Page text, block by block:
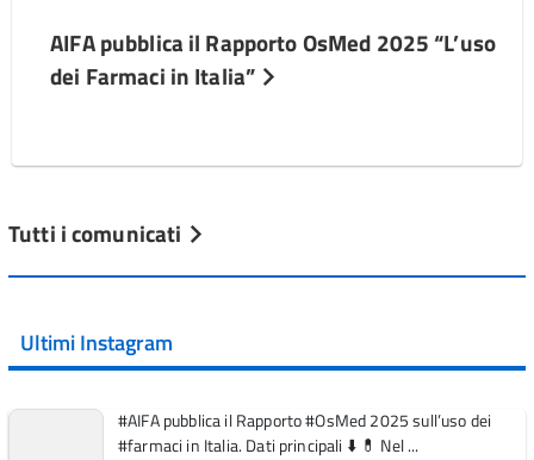
AIFA pubblica il Rapporto OsMed 2025 “L’uso
dei Farmaci in Italia”
Tutti i comunicati
Ultimi Instagram
#AIFA pubblica il Rapporto #OsMed 2025 sull’uso dei
#farmaci in Italia. Dati principali ⬇️ 💊 Nel ...